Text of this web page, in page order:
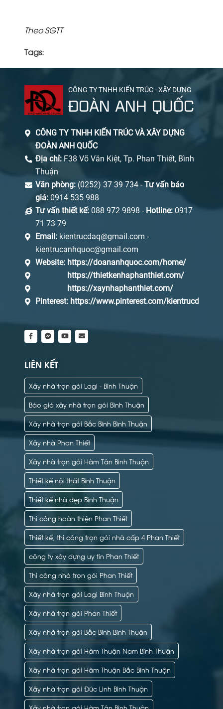
Theo SGTT
Tags:
CÔNG TY TNHH KIẾN TRÚC - XÂY DỰNG
ĐOÀN ANH QUỐC
CÔNG TY TNHH KIẾN TRÚC VÀ XÂY DỰNG
ĐOÀN ANH QUỐC
Địa chỉ:F38 Võ Văn Kiệt, Tp. Phan Thiết, Bình
Thuận
Văn phòng: (0252) 37 39 734 -Tư vấn báo
giá: 0914 535 988
Tư vấn thiết kế: 088 972 9898 - Hotline: 0917
71 73 79
Email: kientrucdaq@gmail.com -
kientrucanhquoc@gmail.com
Website: https://doananhquoc.com/home/
https://thietkenhaphanthiet.com/
https://xaynhaphanthiet.com/
Pinterest: https://www.pinterest.com/kientrucdaq/
LIÊN KẾT
Xây nhà trọn gói Lagi - Bình Thuận
Báo giá xây nhà trọn gói Bình Thuận
Xây nhà trọn gói Bắc Bình Bình Thuận
Xây nhà Phan Thiết
Xây nhà trọn gói Hàm Tân Bình Thuận
Thiết kế nội thất Bình Thuận
Thiết kế nhà đẹp Bình Thuận
Thi công hoàn thiện Phan Thiết
Thiết kế, thi công trọn gói nhà cấp 4 Phan Thiết
công ty xây dựng uy tín Phan Thiết
Thi công nhà trọn gói Phan Thiết
Xây nhà trọn gói Lagi Bình Thuận
Xây nhà trọn gói Phan Thiết
Xây nhà trọn gói Bắc Bình Bình Thuận
Xây nhà trọn gói Hàm Thuận Nam Bình Thuận
Xây nhà trọn gói Hàm Thuận Bắc Bình Thuận
Xây nhà trọn gói Đức Linh Bình Thuận